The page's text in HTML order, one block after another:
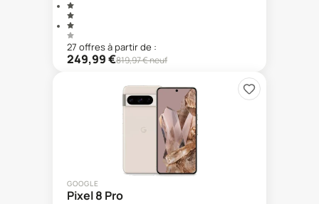
27 offresà partir de :
249,99€819,97€ neuf
GOOGLE
Pixel 8 Pro